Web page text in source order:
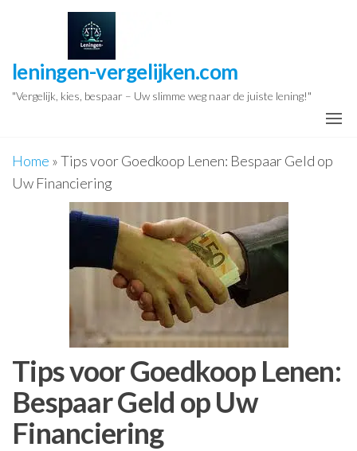
inhoud
leningen-vergelijken.com
"Vergelijk, kies, bespaar – Uw slimme weg naar de juiste lening!"
Home »Tips voor Goedkoop Lenen: Bespaar Geld op
Uw Financiering
Tips voor Goedkoop Lenen:
Bespaar Geld op Uw
Financiering